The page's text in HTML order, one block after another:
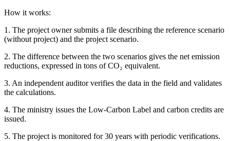
How it works:
1. The project owner submits a file describing the reference scenario
(without project) and the project scenario.
2. The difference between the two scenarios gives the net emission
reductions, expressed in tons of CO₂ equivalent.
3. An independent auditor verifies the data in the field and validates
the calculations.
4. The ministry issues the Low-Carbon Label and carbon credits are
issued.
5. The project is monitored for 30 years with periodic verifications.